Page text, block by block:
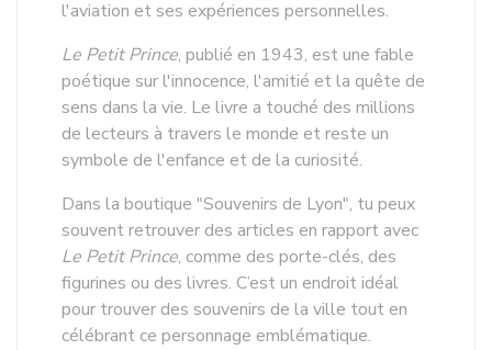
l'aviation et ses expériences personnelles.
Le Petit Prince, publié en 1943, est une fable
poétique sur l'innocence, l'amitié et la quête de
sens dans la vie. Le livre a touché des millions
de lecteurs à travers le monde et reste un
symbole de l'enfance et de la curiosité.
Dans la boutique "Souvenirs de Lyon", tu peux
souvent retrouver des articles en rapport avec
Le Petit Prince, comme des porte-clés, des
figurines ou des livres. C’est un endroit idéal
pour trouver des souvenirs de la ville tout en
célébrant ce personnage emblématique.